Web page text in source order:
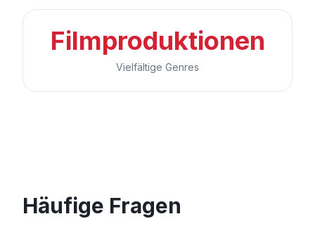
Filmproduktionen
Vielfältige Genres
Häufige Fragen